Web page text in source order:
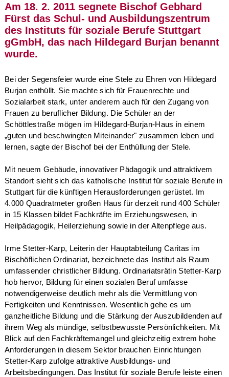
Am 18. 2. 2011 segnete Bischof Gebhard
Fürst das Schul- und Ausbildungszentrum
des Instituts für soziale Berufe Stuttgart
gGmbH, das nach Hildegard Burjan benannt
wurde.
Bei der Segensfeier wurde eine Stele zu Ehren von Hildegard
Burjan enthüllt. Sie machte sich für Frauenrechte und
Sozialarbeit stark, unter anderem auch für den Zugang von
Frauen zu beruflicher Bildung. Die Schüler an der
Schöttlestraße mögen im Hildegard-Burjan-Haus in einem
„guten und beschwingten Miteinander" zusammen leben und
lernen, sagte der Bischof bei der Enthüllung der Stele.
Mit neuem Gebäude, innovativer Pädagogik und attraktivem
Standort sieht sich das katholische Institut für soziale Berufe in
Stuttgart für die künftigen Herausforderungen gerüstet. Im
4.000 Quadratmeter großen Haus für derzeit rund 400 Schüler
in 15 Klassen bildet Fachkräfte im Erziehungswesen, in
Heilpädagogik, Heilerziehung sowie in der Altenpflege aus.
Irme Stetter-Karp, Leiterin der Hauptabteilung Caritas im
Bischöflichen Ordinariat, bezeichnete das Institut als Raum
umfassender christlicher Bildung. Ordinariatsrätin Stetter-Karp
hob hervor, Bildung für einen sozialen Beruf umfasse
notwendigerweise deutlich mehr als die Vermittlung von
Fertigkeiten und Kenntnissen. Wesentlich gehe es um
ganzheitliche Bildung und die Stärkung der Auszubildenden auf
ihrem Weg als mündige, selbstbewusste Persönlichkeiten. Mit
Blick auf den Fachkräftemangel und gleichzeitig extrem hohe
Anforderungen in diesem Sektor brauchen Einrichtungen
Stetter-Karp zufolge attraktive Ausbildungs- und
Arbeitsbedingungen. Das Institut für soziale Berufe leiste einen